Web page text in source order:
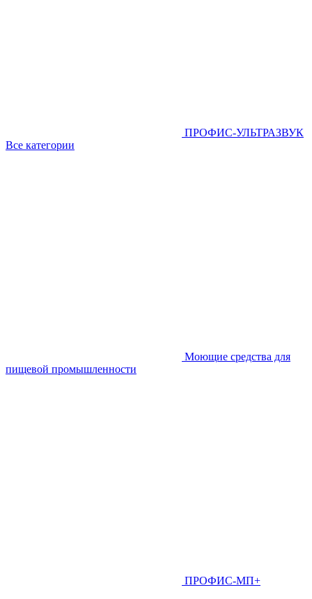
ПРОФИС-УЛЬТРАЗВУК
Все категории
Моющие средства для
пищевой промышленности
ПРОФИС-МП+